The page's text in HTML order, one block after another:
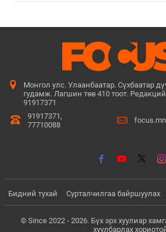
Монгол улс. Улаанбаатар. Сүхбаатар
гудамж. Лагшин төв 410 тоот.
91917371
91917371,
77710088
Бидний тухай Сурталчилгаа байршуулах
© Since 2022 - 2026. Бүх эрх хуулиар
хуулбарлах